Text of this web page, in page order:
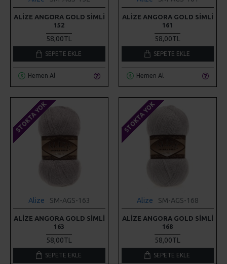
ALIZE ANGORA GOLD SIMLI
152
58,00TL
SEPETE EKLE
Hemen Al
ALIZE ANGORA GOLD SIMLI
161
58,00TL
SEPETE EKLE
Hemen Al
STOKTA YOK
Alize SM-AGS-163
ALIZE ANGORA GOLD SIMLI
163
58,00TL
SEPETE EKLE
STOKTA YOK
Alize SM-AGS-168
ALIZE ANGORA GOLD SIMLI
168
58,00TL
SEPETE EKLE